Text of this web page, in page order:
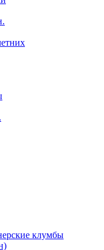
клумбы